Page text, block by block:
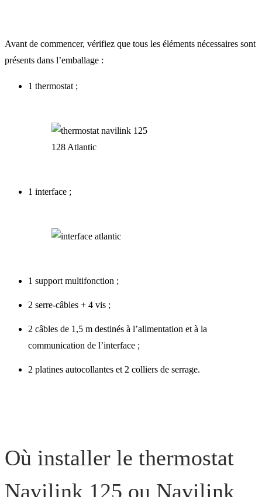
Navilink ?
Avant de commencer, vérifiez que tous les éléments nécessaires sont
présents dans l’emballage :
1 thermostat ;
1 interface ;
1 support multifonction ;
2 serre-câbles + 4 vis ;
2 câbles de 1,5 m destinés à l’alimentation et à la
communication de l’interface ;
2 platines autocollantes et 2 colliers de serrage.
Où installer le thermostat
Navilink 125 ou Navilink